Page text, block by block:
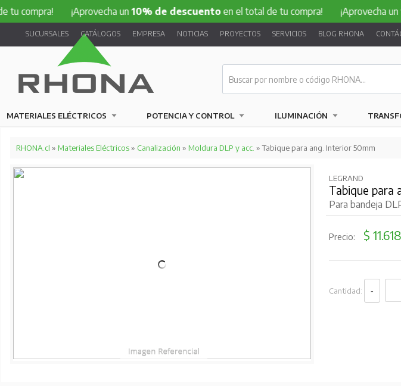
¡Aprovecha un10% de descuentoen el total de tu compra! ¡Aprovecha un10%
SUCURSALES CATÁLOGOS EMPRESA NOTICIAS PROYECTOS SERVICIOS BLOG RHONA
MATERIALES ELÉCTRICOS POTENCIA Y CONTROL ILUMINACIÓN
RHONA.cl » Materiales Eléctricos» Canalización » Moldura DLP y acc. » Tabique para ang. Interior 50mm
LEGRAND
Tabique para
Para bandeja
Precio: $ 11.618
Cantidad: